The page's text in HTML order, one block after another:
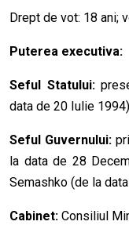
Drept de vot: 18 ani;
Puterea executiva:
Seful Statului:
data de 20 Iulie 1994)
Seful Guvernului:
la data de 28
Semashko (de la
Cabinet: Consiliul